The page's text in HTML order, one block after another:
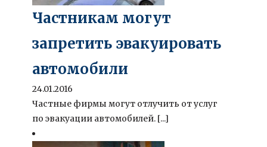
Частникам могут
запретить эвакуировать
автомобили
24.01.2016
Частные фирмы могут отлучить от услуг
по эвакуации автомобилей. [...]